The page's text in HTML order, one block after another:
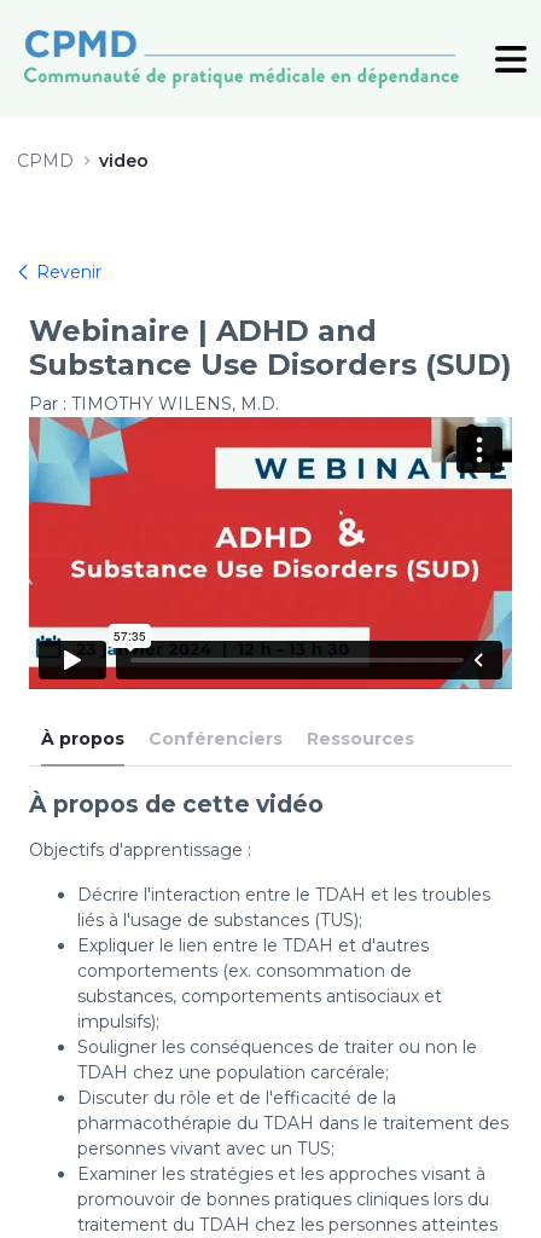
CPMD video
Revenir
Webinaire | ADHD and
Substance Use Disorders (SUD)
Par : TIMOTHY WILENS, M.D.
À propos Conférenciers Ressources
À propos de cette vidéo
Objectifs d'apprentissage :
Décrire l'interaction entre le TDAH et les troubles
liés à l'usage de substances (TUS);
Expliquer le lien entre le TDAH et d'autres
comportements (ex. consommation de
substances, comportements antisociaux et
impulsifs);
Souligner les conséquences de traiter ou non le
TDAH chez une population carcérale;
Discuter du rôle et de l'efficacité de la
pharmacothérapie du TDAH dans le traitement des
personnes vivant avec un TUS;
Examiner les stratégies et les approches visant à
promouvoir de bonnes pratiques cliniques lors du
traitement du TDAH chez les personnes atteintes